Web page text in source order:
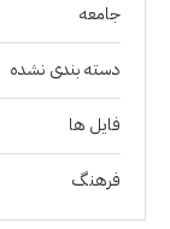
جامعه
دسته بندی نشده
فايل ها
فرهنگ